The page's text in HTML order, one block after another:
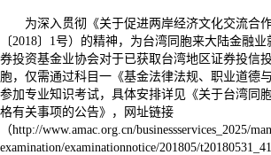
为深入贯彻《关于促进两岸经济文化交流合
〔2018〕1号）的精神，为台湾同胞来大陆金融
券投资基金业协会对于已获取台湾地区证券投信
胞，仅需通过科目一《基金法律法规、职业道德
参加专业知识考试，具体安排详见《关于台湾同
格有关事项的公告》，网址链接
（http://www.amac.org.cn/businessservices_2025/
examination/examinationnotice/201805/